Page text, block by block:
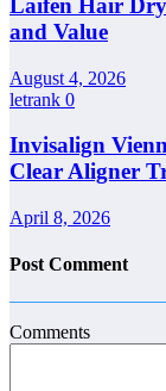
Laifen Hair
and Value
August 4, 2026
letrank 0
Invisalign
Clear Aligner
April 8, 2026
Post Comment
Comments